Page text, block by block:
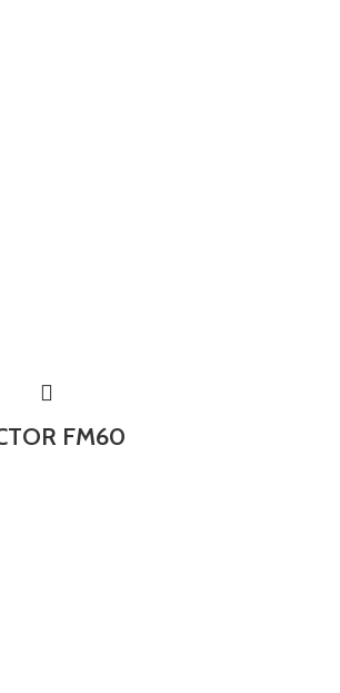
FM60